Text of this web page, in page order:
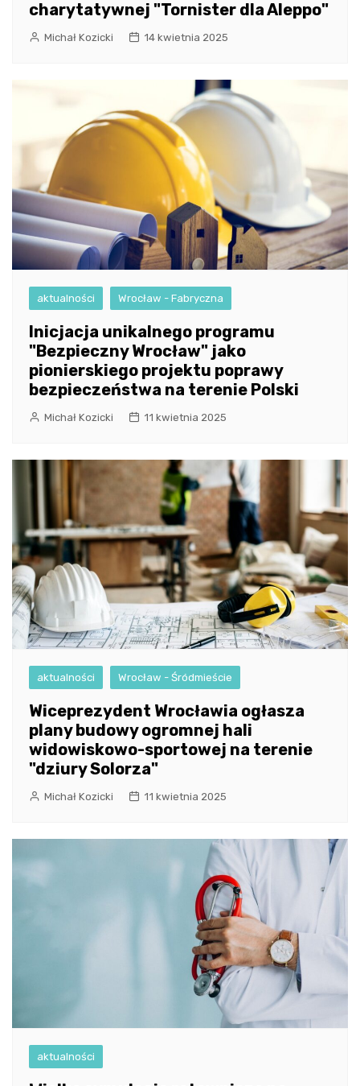
charytatywnej "Tornister dla Aleppo"
Michał Kozicki 14 kwietnia 2025
aktualności Wrocław - Fabryczna
Inicjacja unikalnego programu
"Bezpieczny Wrocław" jako
pionierskiego projektu poprawy
bezpieczeństwa na terenie Polski
Michał Kozicki 11 kwietnia 2025
aktualności Wrocław - Śródmieście
Wiceprezydent Wrocławia ogłasza
plany budowy ogromnej hali
widowiskowo-sportowej na terenie
"dziury Solorza"
Michał Kozicki 11 kwietnia 2025
aktualności